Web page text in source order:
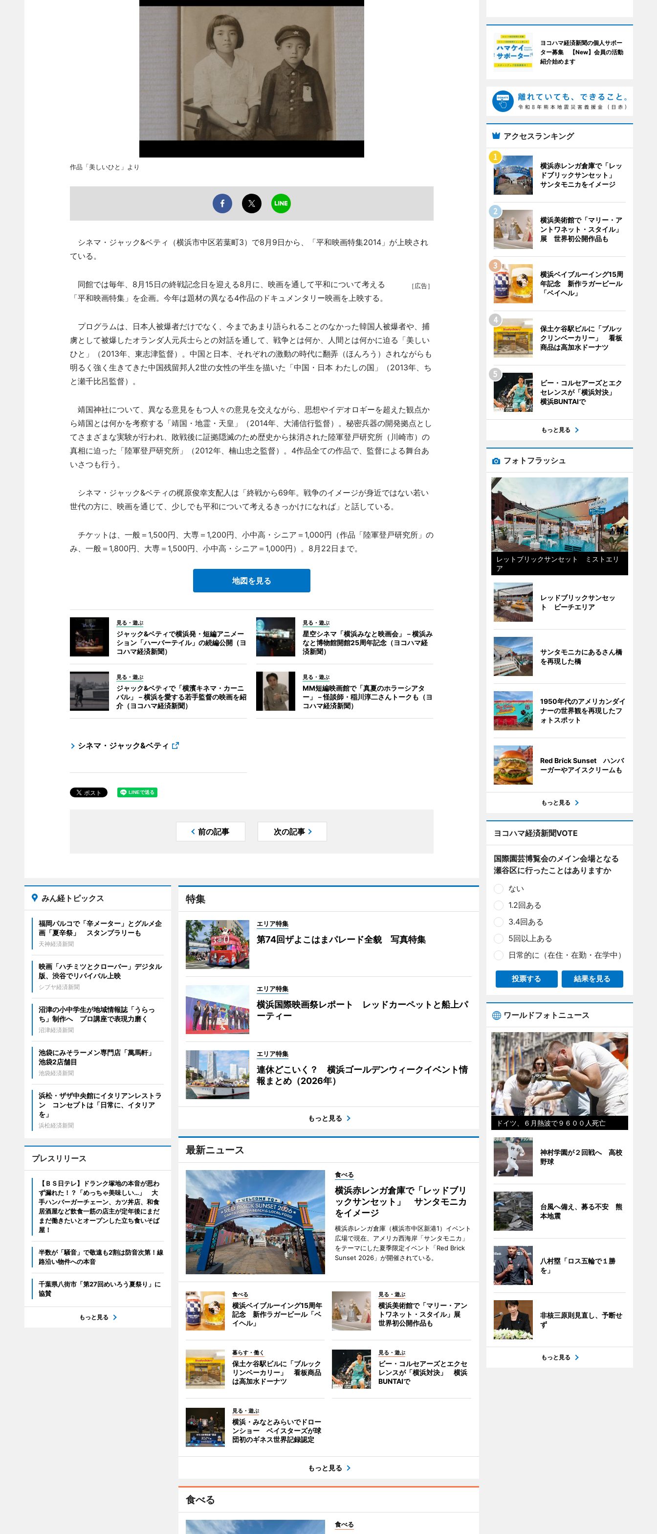
作品「美しいひと」より
シネマ・ジャック&ベティ（横浜市中区若葉町3）で8月9日から、「平和映画特集2014」が上映され
ている。
［広告］
同館では毎年、8月15日の終戦記念日を迎える8月に、映画を通して平和について考える
「平和映画特集」を企画。今年は題材の異なる4作品のドキュメンタリー映画を上映する。
プログラムは、日本人被爆者だけでなく、今まであまり語られることのなかった韓国人被爆者や、捕
虜として被爆したオランダ人元兵士らとの対話を通して、戦争とは何か、人間とは何かに迫る「美しい
ひと」（2013年、東志津監督）。中国と日本、それぞれの激動の時代に翻弄（ほんろう）されながらも
明るく強く生きてきた中国残留邦人2世の女性の半生を描いた「中国・日本 わたしの国」（2013年、ち
と瀬千比呂監督）。
靖国神社について、異なる意見をもつ人々の意見を交えながら、思想やイデオロギーを超えた観点か
ら靖国とは何かを考察する「靖国・地霊・天皇」（2014年、大浦信行監督）。秘密兵器の開発拠点とし
てさまざまな実験が行われ、敗戦後に証拠隠滅のため歴史から抹消された陸軍登戸研究所（川崎市）の
真相に迫った「陸軍登戸研究所」（2012年、楠山忠之監督）。4作品全ての作品で、監督による舞台あ
いさつも行う。
シネマ・ジャック&ベティの梶原俊幸支配人は「終戦から69年。戦争のイメージが身近ではない若い
世代の方に、映画を通じて、少しでも平和について考えるきっかけになれば」と話している。
チケットは、一般＝1,500円、大専＝1,200円、小中高・シニア＝1,000円（作品「陸軍登戸研究所」の
み、一般＝1,800円、大専＝1,500円、小中高・シニア＝1,000円）。8月22日まで。
地図を見る
見る・遊ぶ
ジャック&ベティで横浜発・短編アニメー
ション「ハーバーテイル」の続編公開（ヨ
コハマ経済新聞）
見る・遊ぶ
星空シネマ「横浜みなと映画会」－横浜み
なと博物館開館25周年記念（ヨコハマ経
済新聞）
見る・遊ぶ
ジャック&ベティで「横濱キネマ・カーニ
バル」－横浜を愛する若手監督の映画を紹
介（ヨコハマ経済新聞）
見る・遊ぶ
MM短編映画館で「真夏のホラーシアタ
ー」－怪談師・稲川淳二さんトークも（ヨ
コハマ経済新聞）
シネマ・ジャック&ベティ
前の記事 次の記事
特集
エリア特集
第74回ザよこはまパレード全貌 写真特集
エリア特集
横浜国際映画祭レポート レッドカーペットと船上パ
ーティー
エリア特集
連休どこいく？ 横浜ゴールデンウィークイベント情
報まとめ（2026年）
もっと見る
最新ニュース
食べる
横浜赤レンガ倉庫で「レッドブリ
ックサンセット」 サンタモニカ
をイメージ
横浜赤レンガ倉庫（横浜市中区新港1）イベント
広場で現在、アメリカ西海岸「サンタモニカ」
をテーマにした夏季限定イベント「Red Brick
Sunset 2026」が開催されている。
食べる
横浜ベイブルーイング15周年
記念 新作ラガービール「ベ
イヘル」
見る・遊ぶ
横浜美術館で「マリー・アン
トワネット・スタイル」展
世界初公開作品も
暮らす・働く
保土ケ谷駅ビルに「ブルック
リンベーカリー」 看板商品
は高加水ドーナツ
見る・遊ぶ
ビー・コルセアーズとエクセ
レンスが「横浜対決」 横浜
BUNTAIで
見る・遊ぶ
横浜・みなとみらいでドロー
ンショー ベイスターズが球
団初のギネス世界記録認定
もっと見る
食べる
食べる
みん経トピックス
福岡パルコで「辛メーター」とグルメ企
画「夏辛祭」 スタンプラリーも
天神経済新聞
映画「ハチミツとクローバー」デジタル
版、渋谷でリバイバル上映
シブヤ経済新聞
沼津の小中学生が地域情報誌「うらっ
ち」制作へ プロ講座で表現力磨く
沼津経済新聞
池袋にみそラーメン専門店「萬馬軒」
池袋2店舗目
池袋経済新聞
浜松・ザザ中央館にイタリアンレストラ
ン コンセプトは「日常に、イタリア
を」
浜松経済新聞
プレスリリース
【ＢＳ日テレ】ドランク塚地の本音が思わ
ず漏れた！？「めっちゃ美味しい…」 大
手ハンバーガーチェーン、カツ丼店、和食
居酒屋など飲食一筋の店主が定年後にまだ
まだ働きたいとオープンした立ち食いそば
屋！
半数が「騒音」で敬遠も2割は防音次第！線
路沿い物件への本音
千葉県八街市「第27回めいろう夏祭り」に
協賛
もっと見る
ヨコハマ経済新聞の個人サポー
ター募集 【New】会員の活動
紹介始めます
アクセスランキング
横浜赤レンガ倉庫で「レッ
ドブリックサンセット」
サンタモニカをイメージ
横浜美術館で「マリー・ア
ントワネット・スタイル」
展 世界初公開作品も
横浜ベイブルーイング15周
年記念 新作ラガービール
「ベイヘル」
保土ケ谷駅ビルに「ブルッ
クリンベーカリー」 看板
商品は高加水ドーナツ
ビー・コルセアーズとエク
セレンスが「横浜対決」
横浜BUNTAIで
もっと見る
フォトフラッシュ
レットブリックサンセット ミストエリ
ア
レッドブリックサンセッ
ト ビーチエリア
サンタモニカにあるさん橋
を再現した橋
1950年代のアメリカンダイ
ナーの世界観を再現したフ
ォトスポット
Red Brick Sunset ハンバ
ーガーやアイスクリームも
もっと見る
ヨコハマ経済新聞VOTE
国際園芸博覧会のメイン会場となる
瀬谷区に行ったことはありますか
ない
1.2回ある
3.4回ある
5回以上ある
日常的に（在住・在勤・在学中）
投票する 結果を見る
ワールドフォトニュース
ドイツ、６月熱波で９６００人死亡
神村学園が２回戦へ 高校
野球
台風へ備え、募る不安 熊
本地震
八村塁「ロス五輪で１勝
を」
非核三原則見直し、予断せ
ず
もっと見る